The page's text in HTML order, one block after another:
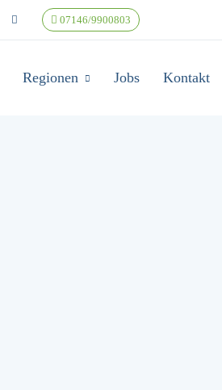
07146/9900803
Regionen Jobs Kontakt